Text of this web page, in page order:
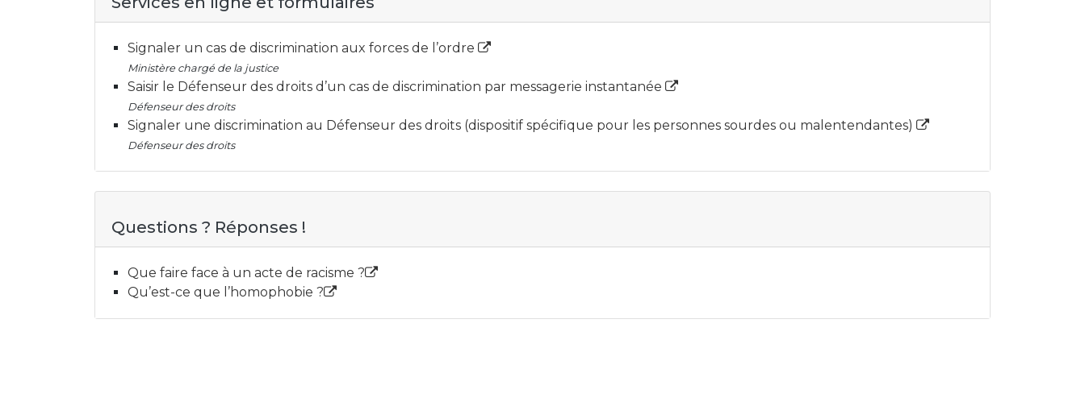
Signaler un cas de discrimination aux forces de l’ordre
Ministère chargé de la justice
Saisir le Défenseur des droits d’un cas de discrimination par messagerie instantanée
Défenseur des droits
Signaler une discrimination au Défenseur des droits (dispositif spécifique pour les personnes sourdes ou malentendantes)
Défenseur des droits
Questions ? Réponses !
Que faire face à un acte de racisme ?
Qu’est-ce que l’homophobie ?